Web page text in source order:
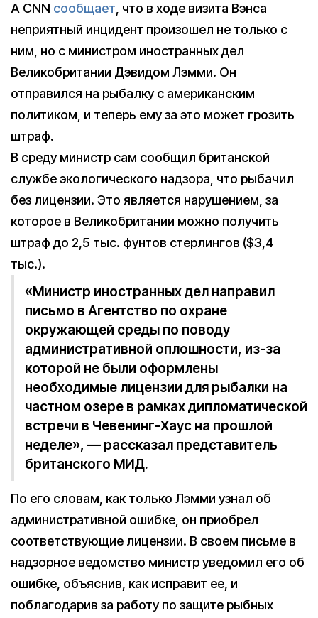
А CNN сообщает, что в ходе визита Вэнса
неприятный инцидент произошел не только с
ним, но с министром иностранных дел
Великобритании Дэвидом Лэмми. Он
отправился на рыбалку с американским
политиком, и теперь ему за это может грозить
штраф.
В среду министр сам сообщил британской
службе экологического надзора, что рыбачил
без лицензии. Это является нарушением, за
которое в Великобритании можно получить
штраф до 2,5 тыс. фунтов стерлингов ($3,4
тыс.).
«Министр иностранных дел направил
письмо в Агентство по охране
окружающей среды по поводу
административной оплошности, из-за
которой не были оформлены
необходимые лицензии для рыбалки на
частном озере в рамках дипломатической
встречи в Чевенинг-Хаус на прошлой
неделе», — рассказал представитель
британского МИД.
По его словам, как только Лэмми узнал об
административной ошибке, он приобрел
соответствующие лицензии. В своем письме в
надзорное ведомство министр уведомил его об
ошибке, объяснив, как исправит ее, и
поблагодарив за работу по защите рыбных